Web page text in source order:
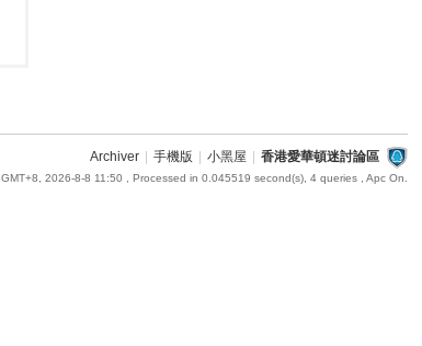
Archiver 手機版 小黑屋 香港愛華頓迷討論區
GMT+8, 2026-8-8 11:50 , Processed in 0.045519 second(s), 4 queries , Apc On.